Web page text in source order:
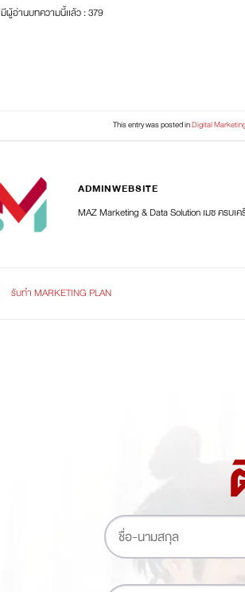
มีผู้อ่านบทความนี้เเล้ว :379
This entry was posted inDigital
ADMINWEBSITE
MAZ Marketing & Data Solution เมซ ครบเ
รับทำ MARKETING PLAN